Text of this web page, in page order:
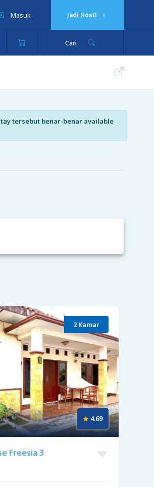
Jadi Host!
Masuk
Cari
tersebut benar-benar available
2 Kamar
4.69
Freesia 3